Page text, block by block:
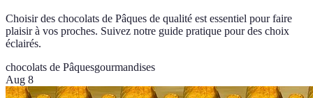
Choisir des chocolats de Pâques de qualité est essentiel pour faire
plaisir à vos proches. Suivez notre guide pratique pour des choix
éclairés.
chocolats de Pâquesgourmandises
Aug 8